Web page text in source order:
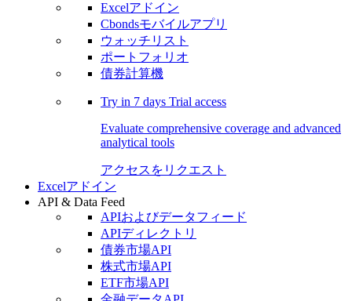
Excelアドイン
Cbondsモバイルアプリ
ウォッチリスト
ポートフォリオ
債券計算機
Try in 7 days Trial access
Evaluate comprehensive coverage and advanced
analytical tools
アクセスをリクエスト
Excelアドイン
API & Data Feed
APIおよびデータフィード
APIディレクトリ
債券市場API
株式市場API
ETF市場API